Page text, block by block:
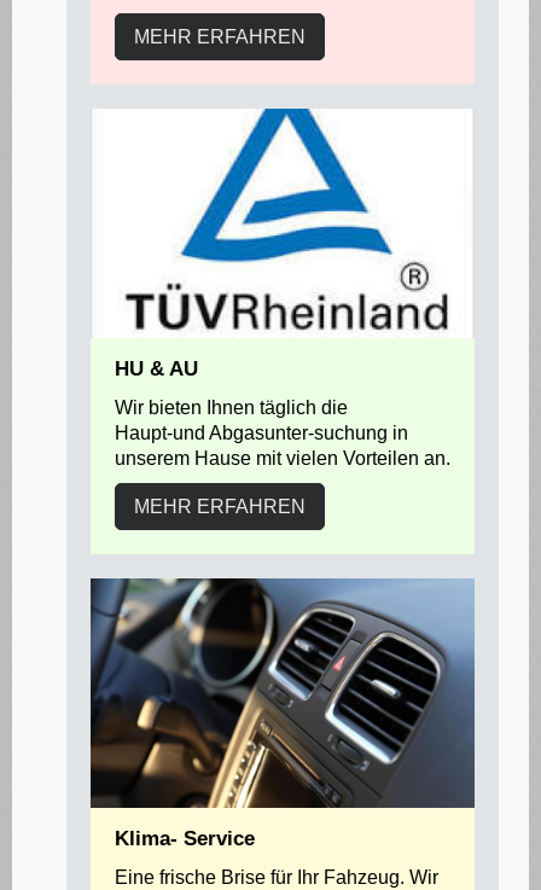
MEHR ERFAHREN
HU & AU
Wir bieten Ihnen täglich die
Haupt-und Abgasunter-suchung in
unserem Hause mit vielen Vorteilen an.
MEHR ERFAHREN
Klima- Service
Eine frische Brise für Ihr Fahzeug. Wir